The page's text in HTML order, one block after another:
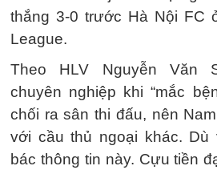
thắng 3-0 trước Hà Nội FC
League.
Theo HLV Nguyễn Văn
chuyên nghiệp khi “mắc
chối ra sân thi đấu, nên
với cầu thủ ngoại khác. Dù
bác thông tin này. Cựu tiền